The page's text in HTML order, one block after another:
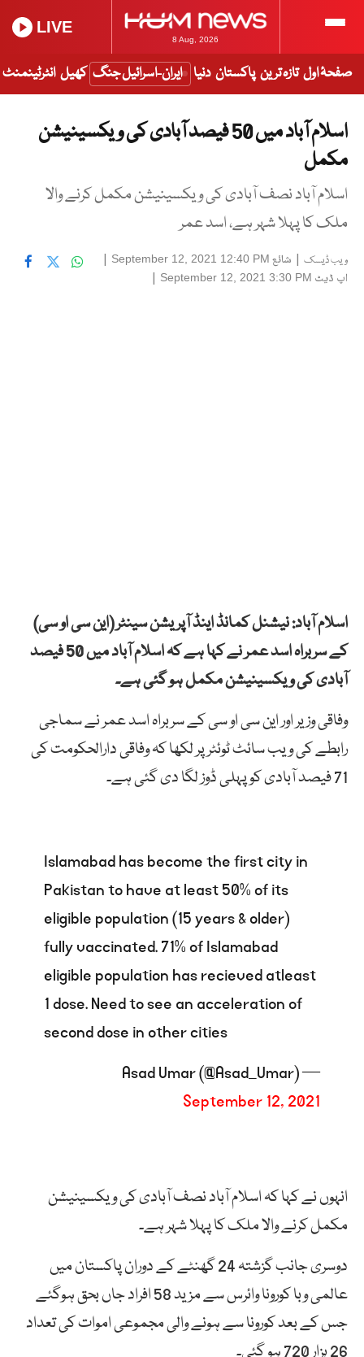
8 Aug, 2026
LIVE
صفحۂ اول تازہ ترین پاکستان دنیا ایران-اسرائیل جنگ کھیل انٹرٹینمنٹ
اسلام آباد میں 50 فیصد آبادی کی ویکسینیشن
مکمل
اسلام آباد نصف آبادی کی ویکسینیشن مکمل کرنے والا
ملک کا پہلا شہر ہے، اسد عمر
ویب ڈیسک | شائع September 12, 2021 12:40 PM
|
اپ ڈیٹ September 12, 2021 3:30 PM
|
اسلام آباد: نیشنل کمانڈ اینڈ آپریشن سینٹر (این سی او سی)
کے سربراہ اسد عمر نے کہا ہے کہ اسلام آباد میں 50 فیصد
آبادی کی ویکسینیشن مکمل ہو گئی ہے۔
وفاقی وزیر اور این سی او سی کے سربراہ اسد عمر نے سماجی
رابطے کی ویب سائٹ ٹوئٹر پر لکھا کہ وفاقی دارالحکومت کی
71 فیصد آبادی کو پہلی ڈوز لگا دی گئی ہے۔
Islamabad has become the first city in
Pakistan to have at least 50% of its
eligible population (15 years & older)
fully vaccinated. 71% of Islamabad
eligible population has recieved atleast
1 dose. Need to see an acceleration of
second dose in other cities
— Asad Umar (@Asad_Umar)
September 12, 2021
انہوں نے کہا کہ اسلام آباد نصف آبادی کی ویکسینیشن
مکمل کرنے والا ملک کا پہلا شہر ہے۔
دوسری جانب گزشتہ 24 گھنٹے کے دوران پاکستان میں
عالمی وبا کورونا وائرس سے مزید 58 افراد جاں بحق ہوگئے
جس کے بعد کورونا سے ہونے والی مجموعی اموات کی تعداد
26 ہزار 720 ہو گئی۔